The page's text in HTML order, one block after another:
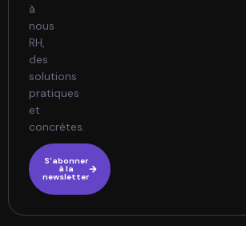
à
nous
RH,
des
solutions
pratiques
et
concrètes.
S'abonner
à la
newsletter